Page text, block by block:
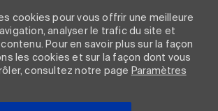
cookies pour vous offrir une meilleure
analyser le trafic du site et
Pour en savoir plus sur la façon
les cookies et sur la façon dont vous
consultez notre page Paramètres